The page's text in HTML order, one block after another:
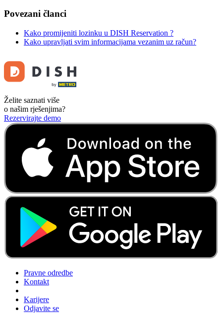
Povezani članci
Kako promijeniti lozinku u DISH Reservation ?
Kako upravljati svim informacijama vezanim uz račun?
Želite saznati više
o našim rješenjima?
Rezervirajte demo
Pravne odredbe
Kontakt
Karijere
Odjavite se